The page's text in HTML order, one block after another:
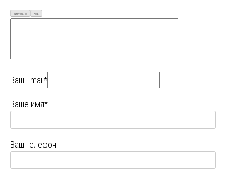
Визуально Код
Ваш Email*
Ваше имя*
Ваш телефон